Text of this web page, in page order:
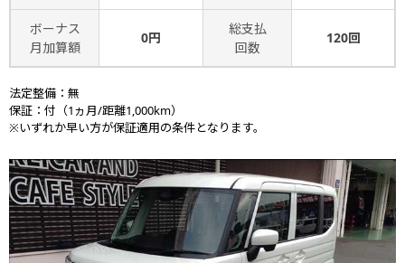
ボーナス
月加算額
0円
総支払
回数
120回
法定整備：無
保証：付（1ヵ月/距離1,000km）
※いずれか早い方が保証適用の条件となります。